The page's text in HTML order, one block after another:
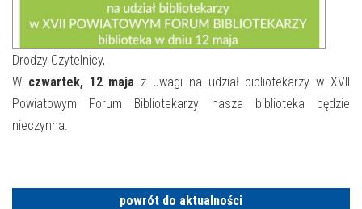
WYDARZENIA BIEŻĄCE
WYDARZYŁO SIĘ
STREFA WIEDZY O REGIONIE
STREFA KOLORU
FORMY STAŁE
NASZE FILIE
POLECANE STRONY
Drodzy Czytelnicy,
W czwartek, 12 maja z uwagi na udział bibliotekarzy w XVII
Powiatowym Forum Bibliotekarzy nasza biblioteka będzie
nieczynna.
powrót do aktualności